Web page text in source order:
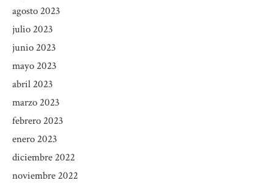
agosto 2023
julio 2023
junio 2023
mayo 2023
abril 2023
marzo 2023
febrero 2023
enero 2023
diciembre 2022
noviembre 2022